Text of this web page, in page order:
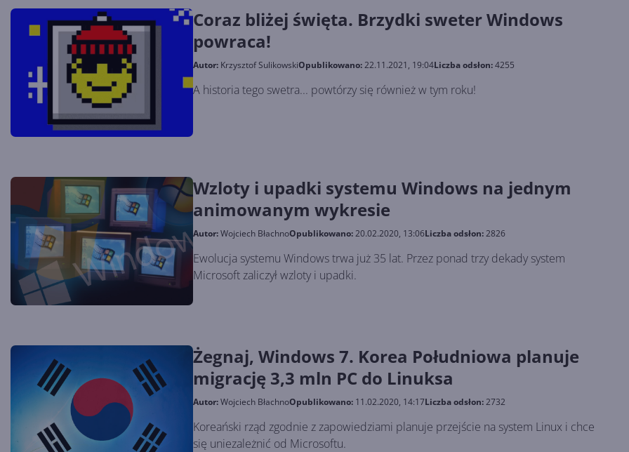
Coraz bliżej święta. Brzydki sweter Windows
powraca!
Autor: Krzysztof SulikowskiOpublikowano:22.11.2021, 19:04Liczba odsłon:4255
A historia tego swetra... powtórzy się również w tym roku!
Wzloty i upadki systemu Windows na jednym
animowanym wykresie
Autor:Wojciech BłachnoOpublikowano:20.02.2020, 13:06Liczba odsłon:2826
Ewolucja systemu Windows trwa już 35 lat. Przez ponad trzy dekady system
Microsoft zaliczył wzloty i upadki.
Żegnaj, Windows 7. Korea Południowa planuje
migrację 3,3 mln PC do Linuksa
Autor:Wojciech BłachnoOpublikowano: 11.02.2020, 14:17Liczba odsłon:2732
Koreański rząd zgodnie z zapowiedziami planuje przejście na system Linux i chce
się uniezależnić od Microsoftu.